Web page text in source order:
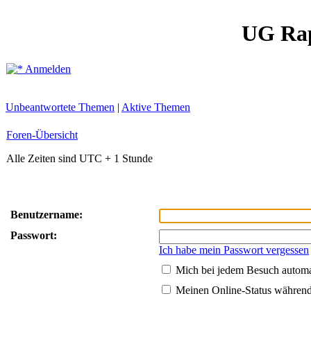
UG
Anmelden
Unbeantwortete Themen | Aktive Themen
Foren-Übersicht
Alle Zeiten sind UTC + 1 Stunde
Benutzername:
Passwort:
Ich habe mein Passwort vergessen
Mich bei jedem Besuch
Meinen Online-Status